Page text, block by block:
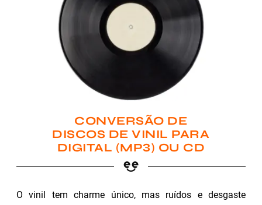
CONVERSÃO DE
DISCOS DE VINIL PARA
DIGITAL (MP3) OU CD
O vinil tem charme único, mas ruídos e desgaste